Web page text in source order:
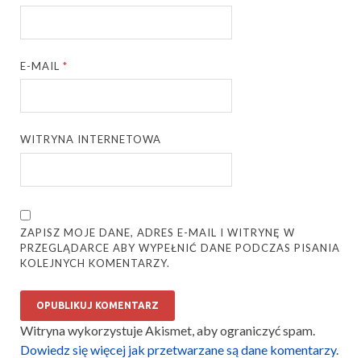
E-MAIL*
WITRYNA INTERNETOWA
ZAPISZ MOJE DANE, ADRES E-MAIL I WITRYNĘ W
PRZEGLĄDARCE ABY WYPEŁNIĆ DANE PODCZAS PISANIA
KOLEJNYCH KOMENTARZY.
Witryna wykorzystuje Akismet, aby ograniczyć spam.
Dowiedz się więcej jak przetwarzane są dane komentarzy.